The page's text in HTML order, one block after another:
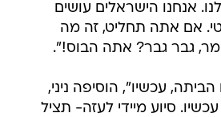
אנחנו הישראלים עושים
אם אתה תחליט, זה מה
גבר גבר? אתה הבוס!".
עכשיו", הוסיפה ניני,
סיוע מיידי לעזה- תציל